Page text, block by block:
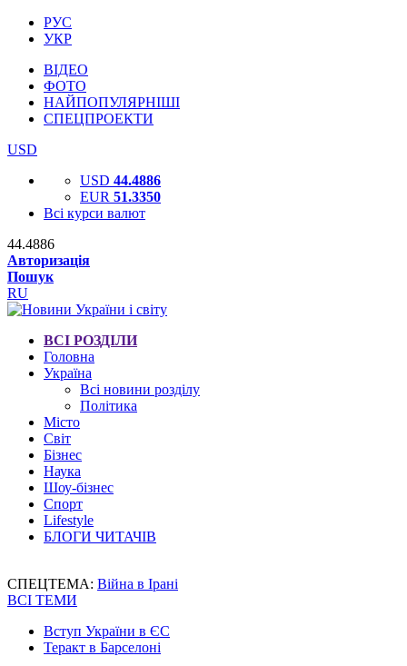
РУС
УКР
ВІДЕО
ФОТО
НАЙПОПУЛЯРНІШІ
СПЕЦПРОЕКТИ
USD
USD 44.4886
EUR 51.3350
Всі курси валют
44.4886
Авторизація
Пошук
RU
ВСІ РОЗДІЛИ
Головна
Україна
Всі новини розділу
Політика
Місто
Світ
Бізнес
Наука
Шоу-бізнес
Спорт
Lifestyle
БЛОГИ ЧИТАЧІВ
СПЕЦТЕМА: Війна в Ірані
ВСІ ТЕМИ
Вступ України в ЄС
Теракт в Барселоні